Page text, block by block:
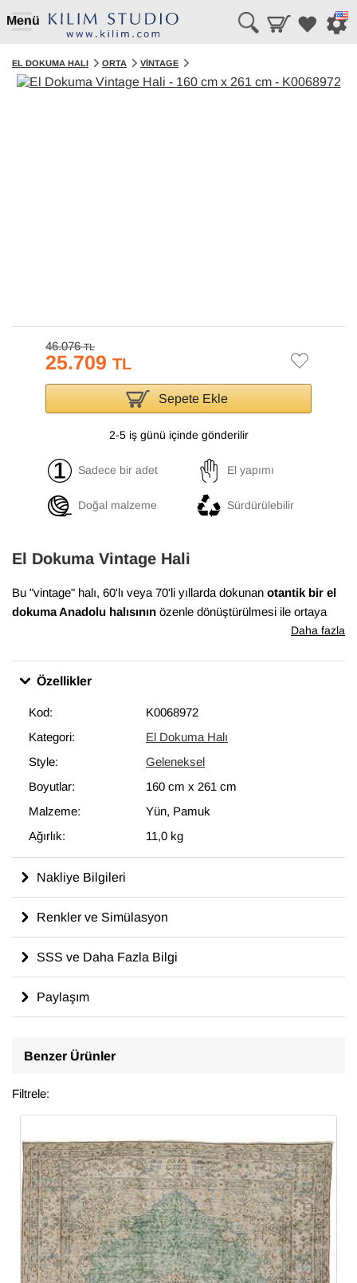
Menü
EL DOKUMA HALI ORTA VINTAGE
46.076TL
25.709 TL
Sepete Ekle
2-5 iş günü içinde gönderilir
Sadece bir adet El yapımı
Doğal malzeme Sürdürülebilir
El Dokuma Vintage Hali
Bu "vintage" halı, 60'lı veya 70'li yıllarda dokunan otantik bir el
dokuma Anadolu halısının özenle dönüştürülmesi ile ortaya
çıkmıştır. Bu dönüşüm süreci, Anadolu'nun birçok yöresinde
düşürmek için el makineleri ile traşlanan halıların gerekli
bakımları yapılarak satışa sunulur. Bu muhteşem dönüşüm,
ortaya çıkartır.
160 cm x 261 cm
ölçülerinde olan bu halı, pamuktan üzerine
yün ile dokunmuştur.
Daha fazla
Özellikler
Kod:
K0068972
Kategori:
El Dokuma Halı
Style:
Geleneksel
Boyutlar:
160 cm x 261 cm
Malzeme:
Yün, Pamuk
Ağırlık:
11,0 kg
Nakliye Bilgileri
Renkler ve Simülasyon
SSS ve Daha Fazla Bilgi
Paylaşım
Benzer Ürünler
Filtrele: